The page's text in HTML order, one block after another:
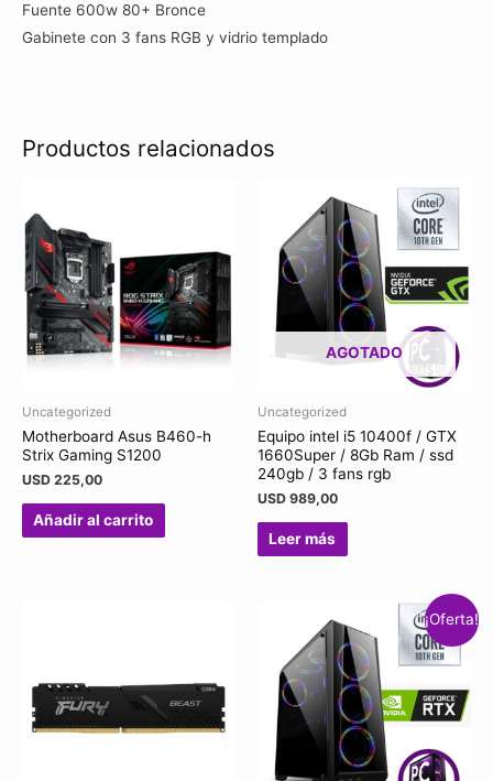
Case
RGB
Fuente 600w 80+ Bronce
Gabinete con 3 fans RGB y vidrio templado
Productos relacionados
Uncategorized
Motherboard Asus B460-h
Strix Gaming S1200
USD 225,00
Añadir al carrito
AGOTADO
Uncategorized
Equipo intel i5 10400f / GTX
1660Super / 8Gb Ram / ssd
240gb / 3 fans rgb
USD 989,00
Leer más
¡Oferta!